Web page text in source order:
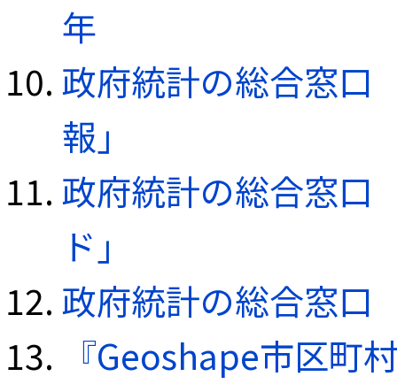
年
政府統計の総合窓口
報」
政府統計の総合窓口
ド」
政府統計の総合窓口
『Geoshape市区町